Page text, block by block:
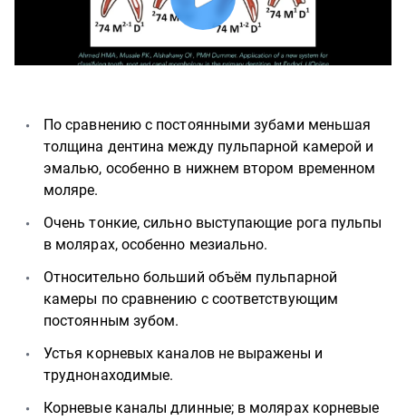
По сравнению с постоянными зубами меньшая
толщина дентина между пульпарной камерой и
эмалью, особенно в нижнем втором временном
моляре.
Очень тонкие, сильно выступающие рога пульпы
в молярах, особенно мезиально.
Относительно больший объём пульпарной
камеры по сравнению с соответствующим
постоянным зубом.
Устья корневых каналов не выражены и
труднонаходимые.
Корневые каналы длинные; в молярах корневые